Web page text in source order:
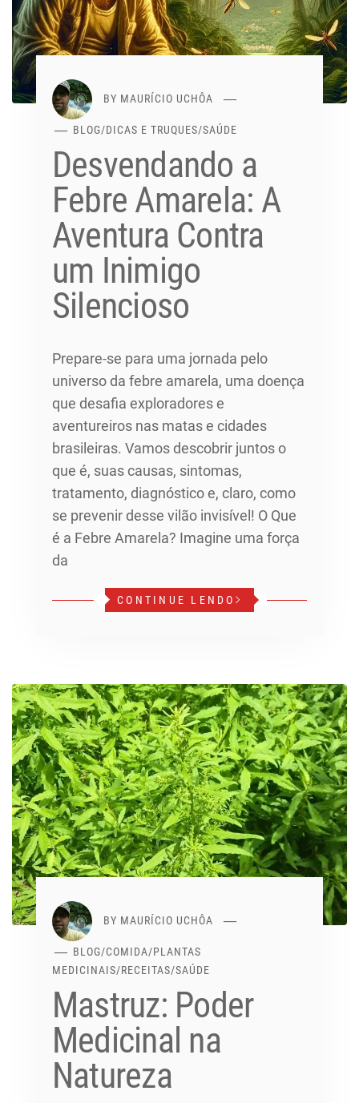
BY MAURÍCIO UCHÔA
BLOG/DICAS E TRUQUES/SAÚDE
Desvendando a
Febre Amarela: A
Aventura Contra
um Inimigo
Silencioso
Prepare-se para uma jornada pelo
universo da febre amarela, uma doença
que desafia exploradores e
aventureiros nas matas e cidades
brasileiras. Vamos descobrir juntos o
que é, suas causas, sintomas,
tratamento, diagnóstico e, claro, como
se prevenir desse vilão invisível! O Que
é a Febre Amarela? Imagine uma força
da
CONTINUE LENDO
BY MAURÍCIO UCHÔA
BLOG/COMIDA/PLANTAS
MEDICINAIS/RECEITAS/SAÚDE
Mastruz: Poder
Medicinal na
Natureza